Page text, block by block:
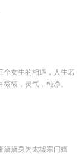
个女生的相遇，人生若
筱，灵气，纯净。
黛黛身为太墟宗门嫡